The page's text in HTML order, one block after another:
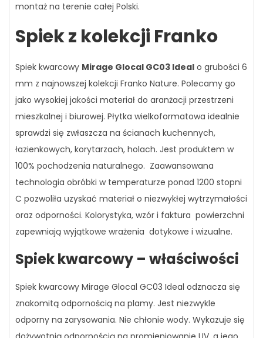
montaż na terenie całej Polski.
Spiek z kolekcji Franko
Spiek kwarcowy Mirage Glocal GC03 Ideal o grubości 6
mm z najnowszej kolekcji Franko Nature. Polecamy go
jako wysokiej jakości materiał do aranżacji przestrzeni
mieszkalnej i biurowej. Płytka wielkoformatowa idealnie
sprawdzi się zwłaszcza na ścianach kuchennych,
łazienkowych, korytarzach, holach. Jest produktem w
100% pochodzenia naturalnego. Zaawansowana
technologia obróbki w temperaturze ponad 1200 stopni
C pozwoliła uzyskać materiał o niezwykłej wytrzymałości
oraz odporności. Kolorystyka, wzór i faktura powierzchni
zapewniają wyjątkowe wrażenia dotykowe i wizualne.
Spiek kwarcowy – właściwości
Spiek kwarcowy Mirage Glocal GC03 Ideal odznacza się
znakomitą odpornością na plamy. Jest niezwykle
odporny na zarysowania. Nie chłonie wody. Wykazuje się